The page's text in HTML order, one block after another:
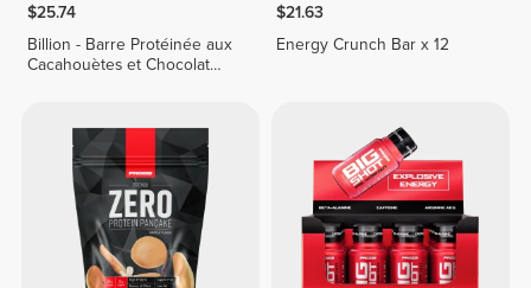
$25.74
Billion - Barre Protéinée aux
Cacahouètes et Chocolat
$21.63
Energy Crunch Bar x 12